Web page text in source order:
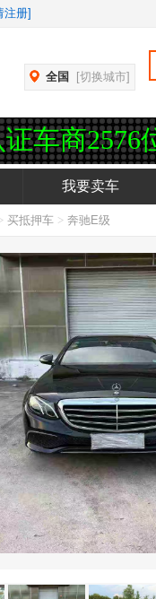
注册]
全国 [切换城市]
位，企
我要卖车
买抵押车 > 奔驰E级